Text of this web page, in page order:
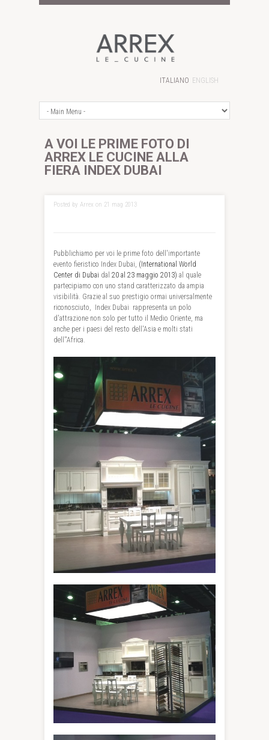
ITALIANO ENGLISH
A VOI LE PRIME FOTO DI
ARREX LE CUCINE ALLA
FIERA INDEX DUBAI
Posted by Arrex on 21 mag 2013
Pubblichiamo per voi le prime foto dell'importante
evento fieristico Index Dubai, (International World
Center di Dubai dal 20 al 23 maggio 2013) al quale
partecipiamo con uno stand caratterizzato da ampia
visibilità. Grazie al suo prestigio ormai universalmente
riconosciuto, Index Dubai rappresenta un polo
d'attrazione non solo per tutto il Medio Oriente, ma
anche per i paesi del resto dell'Asia e molti stati
dell''Africa.